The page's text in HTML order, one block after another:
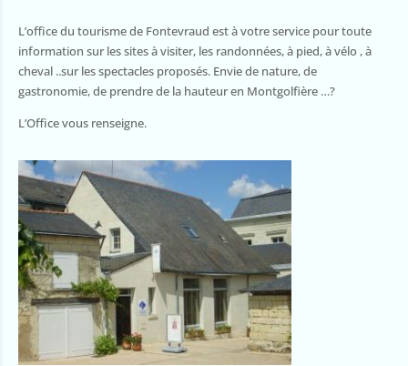
L’office du tourisme de Fontevraud est à votre service pour toute
information sur les sites à visiter, les randonnées, à pied, à vélo , à
cheval ..sur les spectacles proposés. Envie de nature, de
gastronomie, de prendre de la hauteur en Montgolfière …?
L’Office vous renseigne.